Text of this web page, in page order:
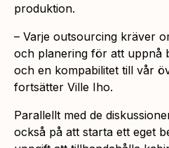
produktion.
– Varje outsourcing kräver
och planering för att uppnå
och en kompabilitet till vår
fortsätter Ville Iho.
Parallellt med de
också på att starta ett eget